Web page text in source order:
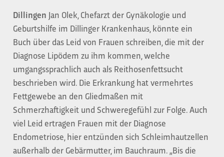
Dillingen Jan Olek, Chefarzt der Gynäkologie und
Geburtshilfe im Dillinger Krankenhaus, könnte ein
Buch über das Leid von Frauen schreiben, die mit der
Diagnose Lipödem zu ihm kommen, welche
umgangssprachlich auch als Reithosenfettsucht
beschrieben wird. Die Erkrankung hat vermehrtes
Fettgewebe an den Gliedmaßen mit
Schmerzhaftigkeit und Schweregefühl zur Folge. Auch
viel Leid ertragen Frauen mit der Diagnose
Endometriose, hier entzünden sich Schleimhautzellen
außerhalb der Gebärmutter, im Bauchraum. „Bis die